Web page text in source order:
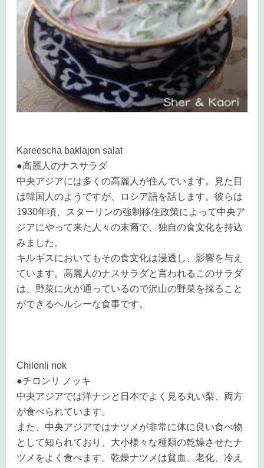
Kareescha baklajon salat
●高麗人のナスサラダ
中央アジアには多くの高麗人が住んでいます。見た目
は韓国人のようですが、ロシア語を話します。彼らは
1930年頃、スターリンの強制移住政策によって中央ア
ジアにやって来た人々の末裔で、独自の食文化を持込
みました。
キルギスにおいてもその食文化は浸透し、影響を与え
ています。高麗人のナスサラダと言われるこのサラダ
は、野菜に火が通っているので沢山の野菜を採ること
ができるヘルシーな食事です。
Chilonli nok
●チロンリ ノッキ
中央アジアでは洋ナシと日本でよく見る丸い梨、両方
が食べられています。
また、中央アジアではナツメが非常に体に良い食べ物
として知られており、大小様々な種類の乾燥させたナ
ツメをよく食べます。乾燥ナツメは貧血、老化、冷え